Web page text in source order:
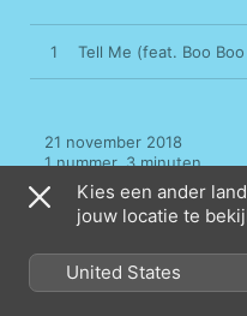
1 Tell Me (feat. Boo Boo
21 november 2018
1 nummer, 3 minuten
℗ 2018 KuvVer Records
Kies een ander
jouw locatie te
United States